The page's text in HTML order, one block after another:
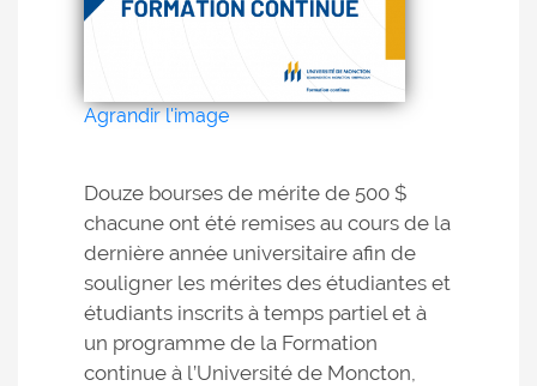
Agrandir l'image
Douze bourses de mérite de 500 $
chacune ont été remises au cours de la
dernière année universitaire afin de
souligner les mérites des étudiantes et
étudiants inscrits à temps partiel et à
un programme de la Formation
continue à l’Université de Moncton,